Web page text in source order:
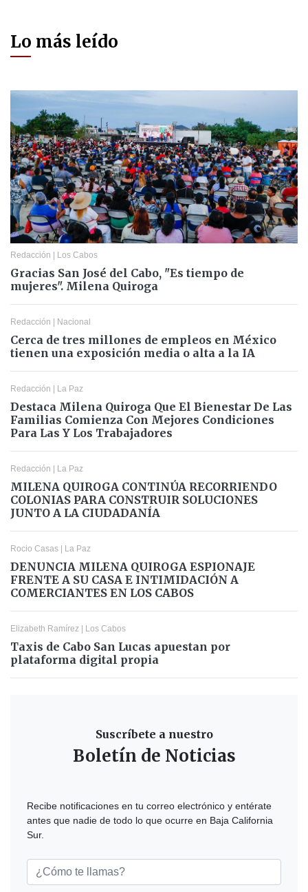
Lo más leído
Redacción | Los Cabos
Gracias San José del Cabo, "Es tiempo de
mujeres". Milena Quiroga
Redacción | Nacional
Cerca de tres millones de empleos en México
tienen una exposición media o alta a la IA
Redacción | La Paz
Destaca Milena Quiroga Que El Bienestar De Las
Familias Comienza Con Mejores Condiciones
Para Las Y Los Trabajadores
Redacción | La Paz
MILENA QUIROGA CONTINÚA RECORRIENDO
COLONIAS PARA CONSTRUIR SOLUCIONES
JUNTO A LA CIUDADANÍA
Rocio Casas | La Paz
DENUNCIA MILENA QUIROGA ESPIONAJE
FRENTE A SU CASA E INTIMIDACIÓN A
COMERCIANTES EN LOS CABOS
Elizabeth Ramírez | Los Cabos
Taxis de Cabo San Lucas apuestan por
plataforma digital propia
Suscríbete a nuestro
Boletín de Noticias
Recibe notificaciones en tu correo electrónico y entérate
antes que nadie de todo lo que ocurre en Baja California
Sur.